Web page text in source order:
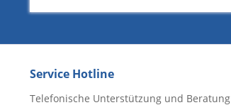
Service Hotline
Telefonische Unterstützung und Beratung